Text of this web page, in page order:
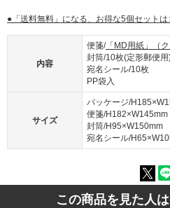
●「送料無料」になる、お得な5個セットは
内容
便箋/「MD用紙」（ク
封筒/10枚(定形郵便用
宛名シール/10枚
PP袋入
サイズ
パッケージ/
便箋/H182×W145mm
封筒/H95×W150mm
宛名シール/
この商品を見た人